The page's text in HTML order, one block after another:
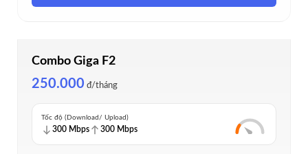
Combo Giga F2
250.000 đ/tháng
Tốc độ (Download/ Upload)
300 Mbps 300 Mbps